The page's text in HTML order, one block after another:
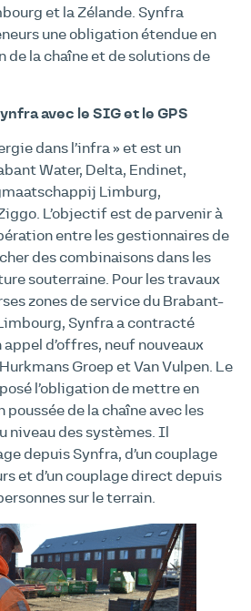
et la Zélande. Synfra
une obligation étendue en
de la chaîne et de solutions de
avec le SIG et le GPS
dans l’infra » et est un
Water, Delta, Endinet,
Limburg,
L’objectif est de parvenir à
entre les gestionnaires de
des combinaisons dans les
souterraine. Pour les travaux
zones de service du Brabant-
Synfra a contracté
d’offres, neuf nouveaux
Groep et Van Vulpen. Le
l’obligation de mettre en
de la chaîne avec les
niveau des systèmes. Il
depuis Synfra, d’un couplage
et d’un couplage direct depuis
sur le terrain.